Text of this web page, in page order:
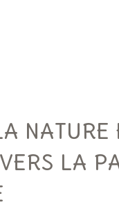
NATURE
LA